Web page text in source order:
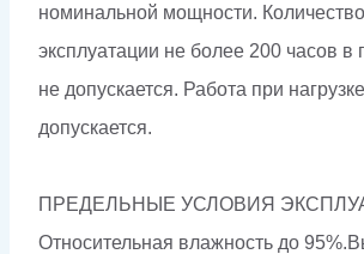
номинальной мощности.
эксплуатации не более 200 часов в
не допускается. Работа при
допускается.
ПРЕДЕЛЬНЫЕ УСЛОВИЯ
Относительная влажность до